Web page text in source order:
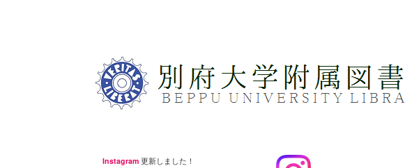
Instagram 更新しました！